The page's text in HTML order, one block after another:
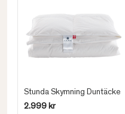
Stunda Skymning Duntäcke
2.999 kr